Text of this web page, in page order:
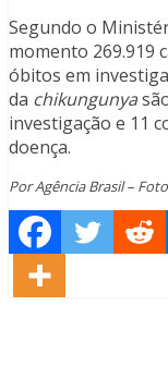
Segundo o
momento 269.919
óbitos em
da chikungunya
investigação e 11
doença.
Por Agência Brasil –